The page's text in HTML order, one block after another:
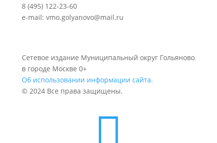
8 (495) 122-23-60
e-mail: vmo.golyanovo@mail.ru
Сетевое издание Муниципальный округ Гольяново
в городе Москве 0+
Об использовании информации сайта.
© 2024 Все права защищены.